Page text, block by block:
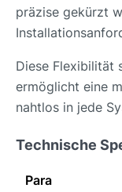
präzise gekürzt
Diese Flexibilität
ermöglicht eine
nahtlos in jede
Technische
Para